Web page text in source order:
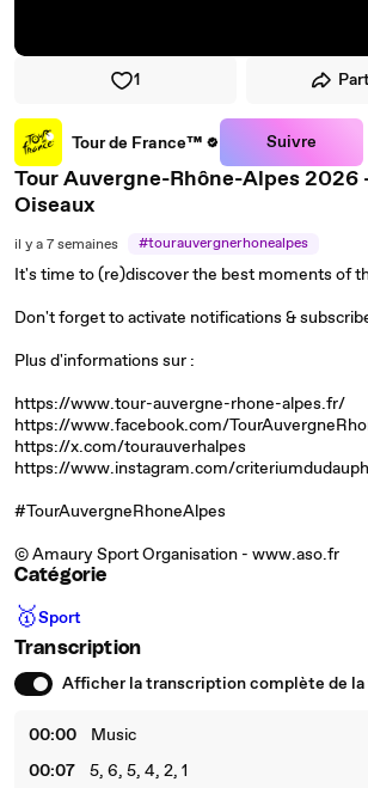
1
Tour de France™ Suivre
Tour Auvergne-Rhône-Alpes
Oiseaux
il y a 7 semaines #tourauvergnerhonealpes
It's time to (re)discover the best moments of
Don't forget to activate notifications &
Plus d'informations sur :
https://www.tour-auvergne-rhone-alpes.fr/
https://www.facebook.com/
https://x.com/tourauverhalpes
https://www.instagram.com/
#TourAuvergneRhoneAlpes
© Amaury Sport Organisation - www.aso.fr
Catégorie
🥇Sport
Transcription
Afficher la transcription complète de la
00:00
Music
00:07
5, 6, 5, 4, 2, 1